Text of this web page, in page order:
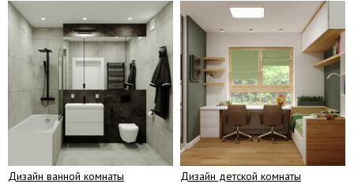
Дизайн ванной комнаты Дизайн детской комнаты